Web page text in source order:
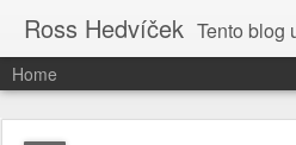
Ross Hedvíček Tento blog uveřejňuje články Ross
Home